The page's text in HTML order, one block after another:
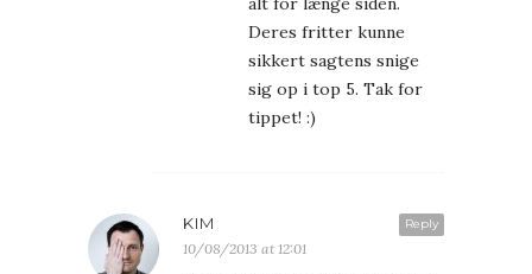
Deres fritter kunne
sikkert sagtens snige
sig op i top 5. Tak for
tippet! :)
Reply
KIM
10/08/2013 at 12:01